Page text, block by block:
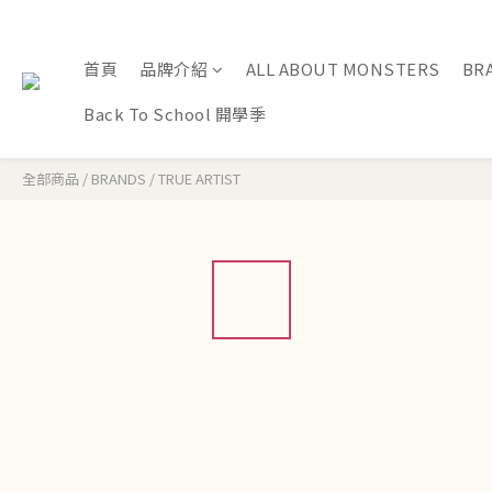
首頁 品牌介紹 ALL ABOUT MONSTERS
Back To School 開學季
全部商品 / BRANDS /TRUE ARTIST